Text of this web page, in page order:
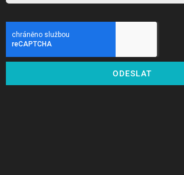
ODESLAT